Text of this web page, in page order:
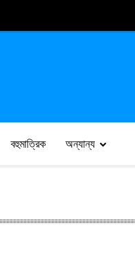
বহুমাত্রিক অন্যান্য